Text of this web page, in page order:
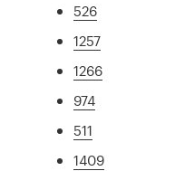
526
1257
1266
974
511
1409